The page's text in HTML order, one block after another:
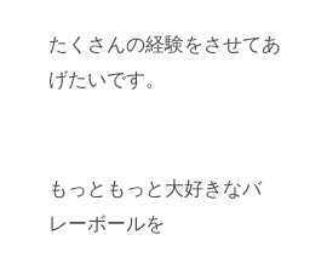
たくさんの経験をさせてあ
げたいです。
もっともっと大好きなバ
レーボールを